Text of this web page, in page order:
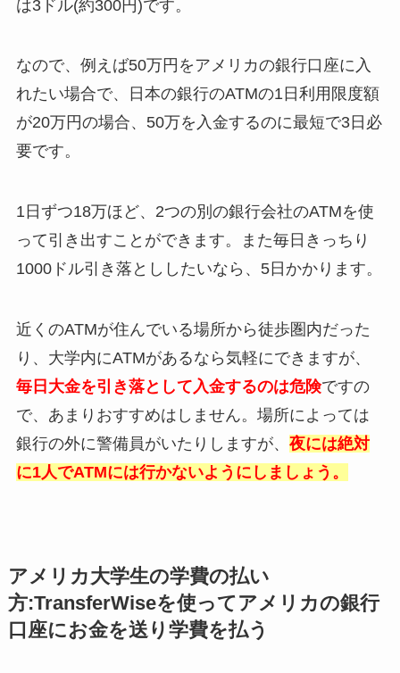
は3ドル(約300円)です。
なので、例えば50万円をアメリカの銀行口座に入
れたい場合で、日本の銀行のATMの1日利用限度額
が20万円の場合、50万を入金するのに最短で3日必
要です。
1日ずつ18万ほど、2つの別の銀行会社のATMを使
って引き出すことができます。
また毎日きっちり
1000ドル引き落とししたいなら、5日かかります。
近くのATMが住んでいる場所から徒歩圏内だった
り、大学内にATMがあるなら気軽にできますが、
毎日大金を引き落として入金するのは危険ですの
で、あまりおすすめはしません。場所によっては
銀行の外に警備員がいたりしますが、 夜には絶対
に1人でATMには行かないようにしましょう。
アメリカ大学生の学費の払い
方:TransferWiseを使ってアメリカの銀行
口座にお金を送り学費を払う